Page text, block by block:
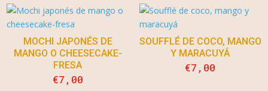
MOCHI JAPONÉS DE
MANGO O CHEESECAKE-
FRESA
€7,00
SOUFFLÉ DE COCO, MANGO
Y MARACUYÁ
€7,00